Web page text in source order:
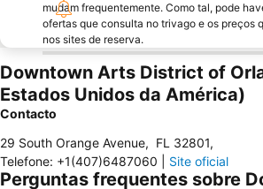
mudam frequentemente. Como tal, pode
ofertas que consulta no trivago e os preços
nos sites de reserva.
Downtown Arts District of
Estados Unidos da América)
Contacto
29 South Orange Avenue, FL 32801,
Telefone: +1(407)6487060 Site oficial
Perguntas frequentes sobre